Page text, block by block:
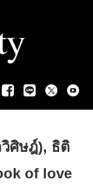
ศิษฎ์), ธิติ
of love